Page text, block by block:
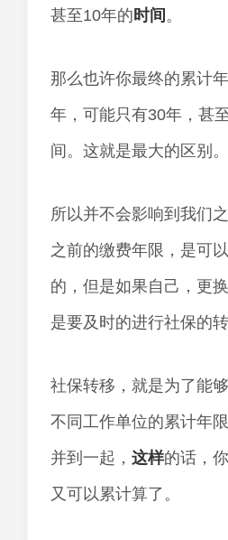
甚至10年的时间 。
那么也许你最终的累计
年，可能只有30年，甚
间。这就是最大的区别。
所以并不会影响到我们
之前的缴费年限，是可
的，但是如果自己，更
是要及时的进行社保的转
社保转移，就是为了能
不同工作单位的累计年限
并到一起， 这样的话，
又可以累计算了。